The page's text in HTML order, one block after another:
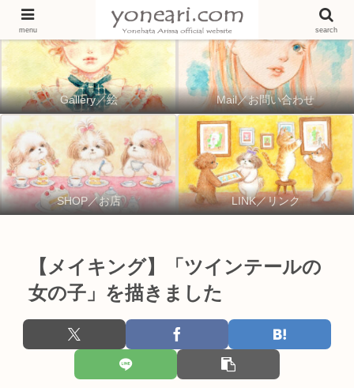
Gallery／絵 Mail／お問い合わせ
SHOP／お店 LINK／リンク
【メイキング】「ツインテールの
女の子」を描きました
menu search